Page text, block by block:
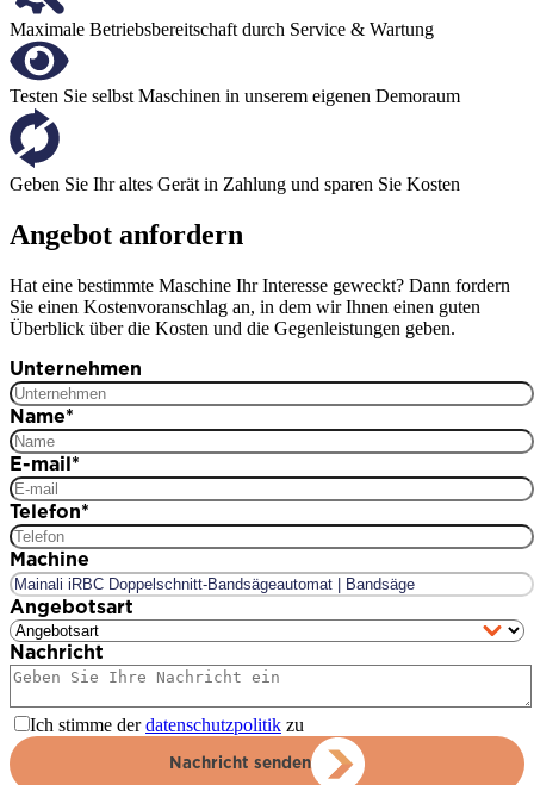
Maximale Betriebsbereitschaft durch Service & Wartung
Testen Sie selbst Maschinen in unserem eigenen Demoraum
Geben Sie Ihr altes Gerät in Zahlung und sparen Sie Kosten
Angebot anfordern
Hat eine bestimmte Maschine Ihr Interesse geweckt? Dann fordern
Sie einen Kostenvoranschlag an, in dem wir Ihnen einen guten
Überblick über die Kosten und die Gegenleistungen geben.
Unternehmen
Name*
E-mail *
Telefon*
Machine
Angebotsart
Nachricht
Ich stimme derdatenschutzpolitik zu
Nachricht senden